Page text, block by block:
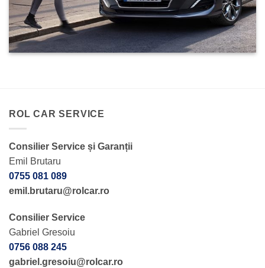
ROL CAR SERVICE
Consilier Service și Garanții
Emil Brutaru
0755 081 089
emil.brutaru@rolcar.ro
Consilier Service
Gabriel Gresoiu
0756 088 245
gabriel.gresoiu@rolcar.ro